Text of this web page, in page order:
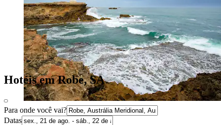
Hotéis em Robe, SA
Para onde você vai?
Datas